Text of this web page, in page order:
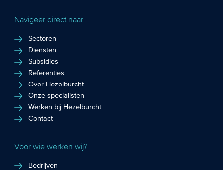
Navigeer direct naar
Sectoren
Diensten
Subsidies
Referenties
Over Hezelburcht
Onze specialisten
Werken bij Hezelburcht
Contact
Voor wie werken wij?
Bedrijven